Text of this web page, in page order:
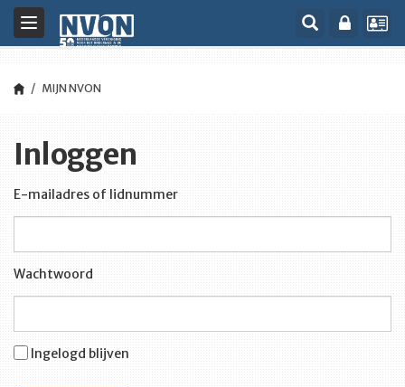
Toggle
navigation
MIJN NVON
Inloggen
E-mailadres of lidnummer
Wachtwoord
Ingelogd blijven